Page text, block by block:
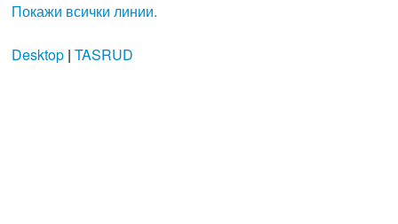
Покажи всички линии.
Desktop| TASRUD